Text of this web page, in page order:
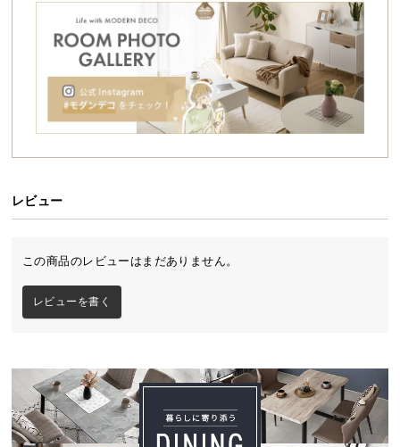
お
い
に
つ
配
送
料
レビュー
この商品のレビューはまだありません。
レビューを書く